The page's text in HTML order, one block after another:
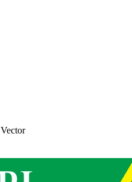
Vector